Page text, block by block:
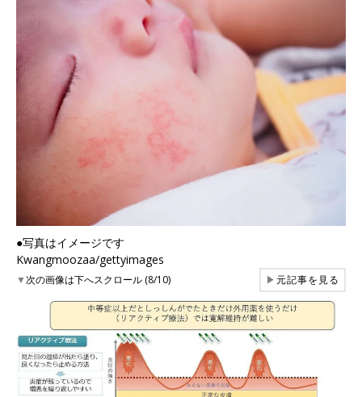
●写真はイメージです
Kwangmoozaa/gettyimages
▼次の画像は下へスクロール (8/10) ▶元記事を見る